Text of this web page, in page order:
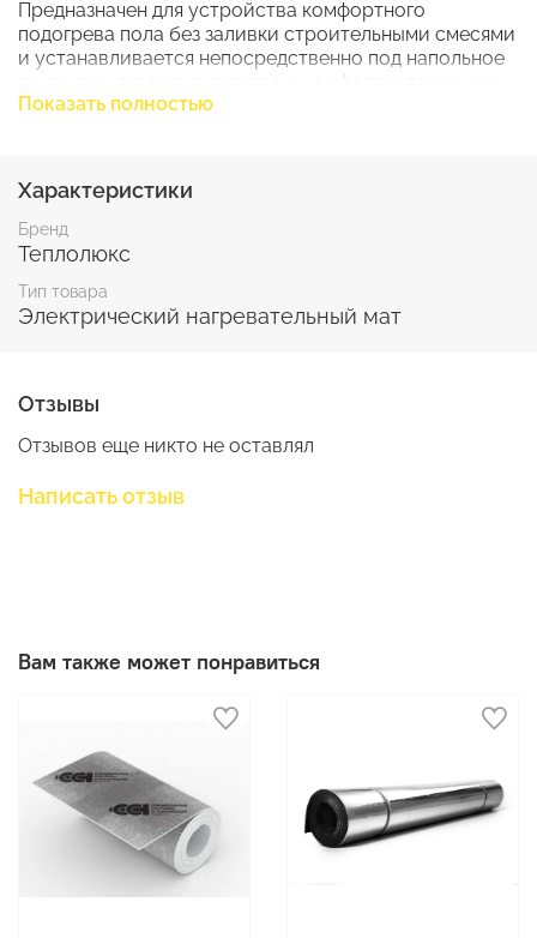
Предназначен для устройства комфортного
подогрева пола без заливки строительными смесями
и устанавливается непосредственно под напольное
покрытие, гарантируя тепло и комфорт в помещении
любого типа. Укладывается под быстро
доску, линолеум или ковролин.
Показать полностью
Характеристики
Бренд
Теплолюкс
Тип товара
Электрический нагревательный мат
Отзывы
Отзывов еще никто не оставлял
Написать отзыв
Вам также может понравиться